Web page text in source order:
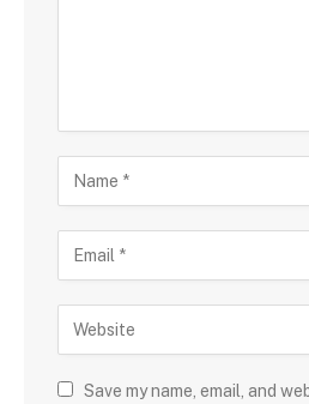
Save my name, email, and